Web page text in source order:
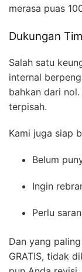
merasa puas
Dukungan
Salah satu
internal
bahkan dari
terpisah.
Kami juga siap
Belum
Ingin
Perlu
Dan yang
GRATIS, tidak